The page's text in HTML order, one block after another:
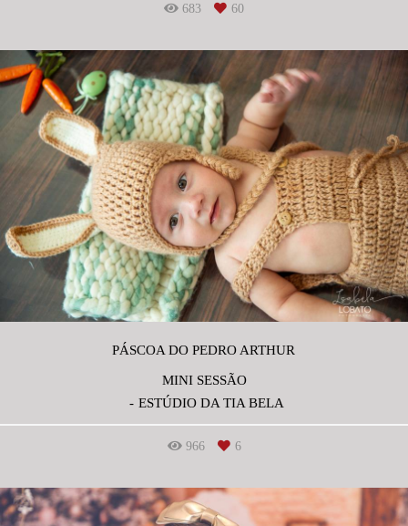
683 60
PÁSCOA DO PEDRO ARTHUR
MINI SESSÃO
ESTÚDIO DA TIA BELA
966 6